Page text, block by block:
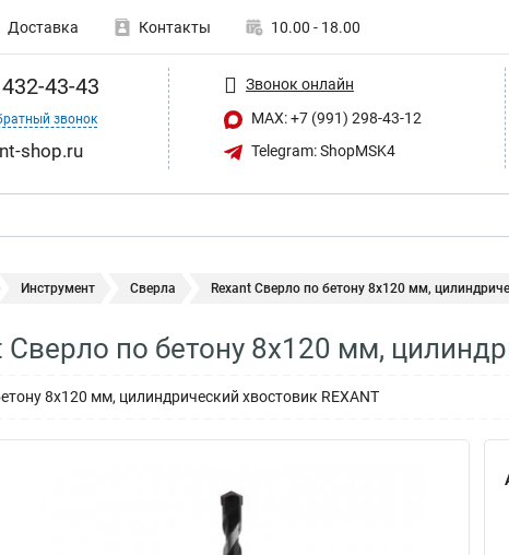
Доставка Контакты 10.00 - 18.00
43-43
звонок
shop.ru
Звонок онлайн
MAX: +7 (991) 298-43-12
Telegram: ShopMSK4
Инструмент Сверла Rexant Сверло по бетону 8х120 мм,
Сверло по бетону 8х120 мм,
8х120 мм, цилиндрический хвостовик REXANT